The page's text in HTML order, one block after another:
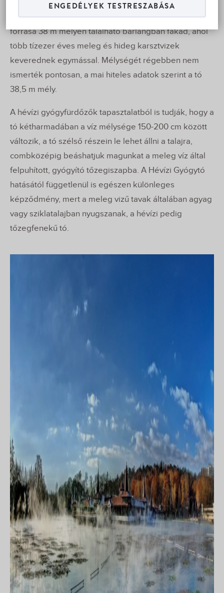
ENGEDÉLYEK TESTRESZABÁSA
A 4,4 ha vízfelületű tó gazdag ásványanyag tartalmú
forrása 38 m mélyen található barlangban fakad, ahol
több tízezer éves meleg és hideg karsztvizek
keverednek egymással. Mélységét régebben nem
ismerték pontosan, a mai hiteles adatok szerint a tó
38,5 m mély.
A hévízi gyógyfürdőzők tapasztalatból is tudják, hogy a
tó kétharmadában a víz mélysége 150-200 cm között
változik, a tó szélső részein le lehet állni a talajra,
combközépig beáshatjuk magunkat a meleg víz által
felpuhított, gyógyító tőzegiszapba. A Hévízi Gyógytó
hatásától függetlenül is egészen különleges
képződmény, mert a meleg vizű tavak általában agyag
vagy sziklatalajban nyugszanak, a hévízi pedig
tőzegfenekű tó.